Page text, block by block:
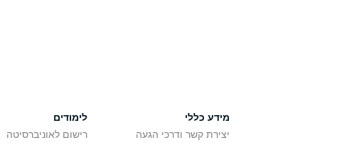
מידע כללי
יצירת קשר ודרכי הגעה
לימודים
רישום לאוניברסיטה